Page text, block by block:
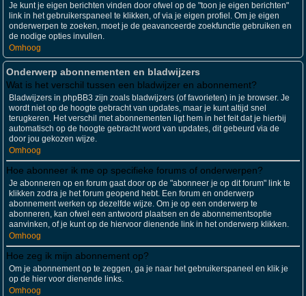
Je kunt je eigen berichten vinden door ofwel op de "toon je eigen berichten"
link in het gebruikerspaneel te klikken, of via je eigen profiel. Om je eigen
onderwerpen te zoeken, moet je de geavanceerde zoekfunctie gebruiken en
de nodige opties invullen.
Omhoog
Onderwerp abonnementen en bladwijzers
Wat is het verschil tussen een bladwijzer en abonnement?
Bladwijzers in phpBB3 zijn zoals bladwijzers (of favorieten) in je browser. Je
wordt niet op de hoogte gebracht van updates, maar je kunt altijd snel
terugkeren. Het verschil met abonnementen ligt hem in het feit dat je hierbij
automatisch op de hoogte gebracht word van updates, dit gebeurd via de
door jou gekozen wijze.
Omhoog
Hoe abonneer ik me op specifieke forums of onderwerpen?
Je abonneren op en forum gaat door op de "abonneer je op dit forum" link te
klikken zodra je het forum geopend hebt. Een forum en onderwerp
abonnement werken op dezelfde wijze. Om je op een onderwerp te
abonneren, kan ofwel een antwoord plaatsen en de abonnementsoptie
aanvinken, of je kunt op de hiervoor dienende link in het onderwerp klikken.
Omhoog
Hoe zeg ik mijn abonnement op?
Om je abonnement op te zeggen, ga je naar het gebruikerspaneel en klik je
op de hier voor dienende links.
Omhoog